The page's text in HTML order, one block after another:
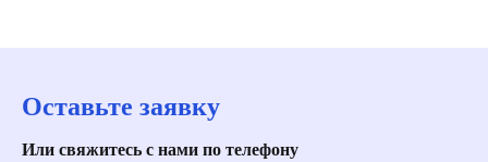
Оставьте заявку
Или свяжитесь с нами по телефону